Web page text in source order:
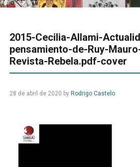
2015-Cecilia-Allami-
pensamiento-de-Ruy-
Revista-Rebela.pdf-cover
28 de abril de 2020 by Rodrigo Castelo